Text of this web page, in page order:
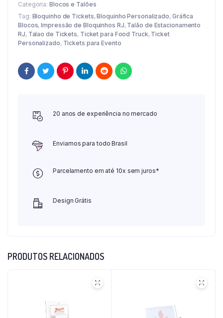
Categoria: Blocos e Talões
Tag: Bloquinho de Tickets,Bloquinho Personalizado, Gráfica
Blocos,Impressão de Bloquinhos RJ, Talão de Estacionamento
RJ, Talao de Tickets, Ticket para Food Truck, Ticket
Personalizado, Tickets para Evento
20 anos de experiência no mercado
Enviamos para todo Brasil
Parcelamento em até 10x sem juros*
Design Grátis
PRODUTOS RELACIONADOS